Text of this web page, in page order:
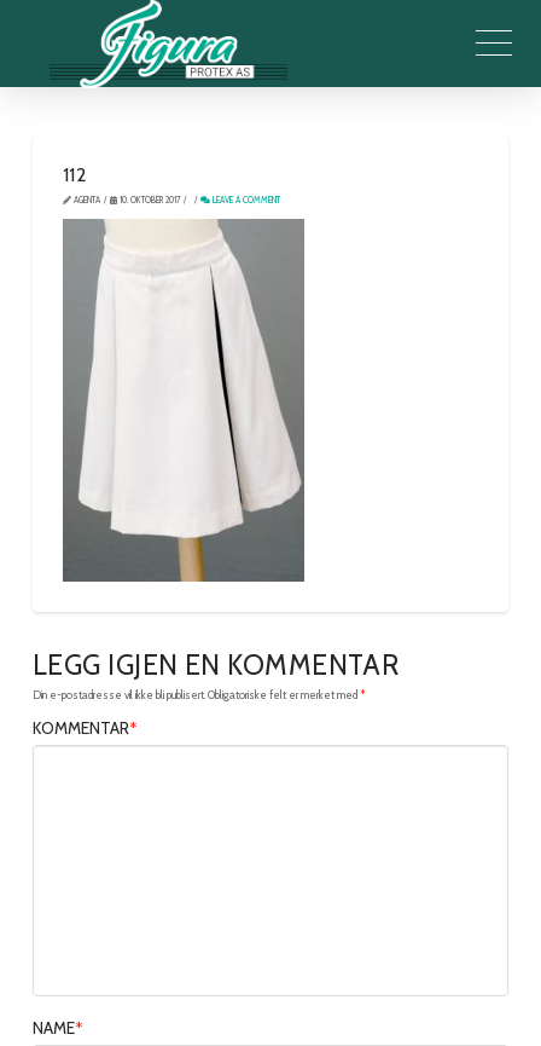
112
AGENTA 10. OKTOBER 2017 LEAVE A COMMENT
LEGG IGJEN EN KOMMENTAR
Din e-postadresse vil ikke bli publisert. Obligatoriske felt er merket med *
KOMMENTAR*
NAME*